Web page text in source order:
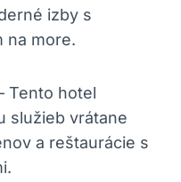
izby s
na more.
Tento hotel
služieb vrátane
a reštaurácie s